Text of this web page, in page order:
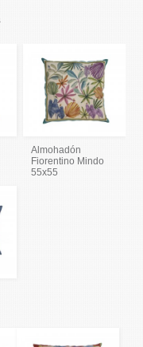
Almohadón
Fiorentino Mindo
55x55